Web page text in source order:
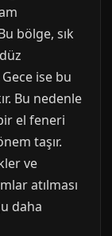
bölge, sık
ise bu
Bu nedenle
el feneri
taşır.
ve
atılması
daha